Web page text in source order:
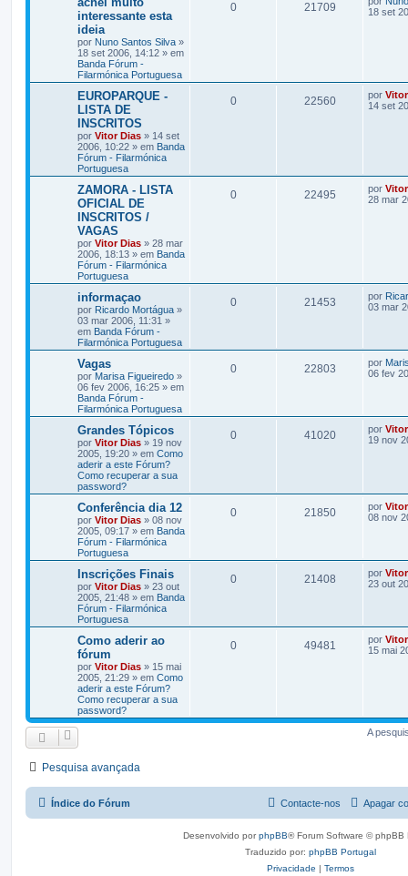
interessante esta
ideia
por Nuno Santos Silva »
18 set 2006, 14:12 » em
Banda Fórum -
Filarmónica Portuguesa
0 21709
18 set
EUROPARQUE -
LISTA DE
INSCRITOS
por Vitor Dias » 14 set
2006, 10:22 » em Banda
Fórum - Filarmónica
Portuguesa
0 22560 por
14 set
ZAMORA - LISTA
OFICIAL DE
INSCRITOS /
VAGAS
por Vitor Dias » 28 mar
2006, 18:13 » em Banda
Fórum - Filarmónica
Portuguesa
0 22495 por
28 mar
informaçao
por Ricardo Mortágua »
03 mar 2006, 11:31 »
em Banda Fórum -
Filarmónica Portuguesa
0 21453 por
03 mar
Vagas
por Marisa Figueiredo »
06 fev 2006, 16:25 » em
Banda Fórum -
Filarmónica Portuguesa
0 22803 por
06 fev
Grandes Tópicos
por Vitor Dias » 19 nov
2005, 19:20 » em Como
aderir a este Fórum?
Como recuperar a sua
password?
0 41020 por
19 nov
Conferência dia 12
por Vitor Dias » 08 nov
2005, 09:17 » em Banda
Fórum - Filarmónica
Portuguesa
0 21850 por
08 nov
Inscrições Finais
por Vitor Dias » 23 out
2005, 21:48 » em Banda
Fórum - Filarmónica
Portuguesa
0 21408 por
23 out
Como aderir ao
fórum
por Vitor Dias » 15 mai
2005, 21:29 » em Como
aderir a este Fórum?
Como recuperar a sua
password?
0 49481 por
15 mai
A
Pesquisa avançada
Índice do Fórum Apagar
Contacte-nos
Desenvolvido porphpBB® Forum Software © phpBB
Traduzido por: phpBB Portugal
Privacidade | Termos